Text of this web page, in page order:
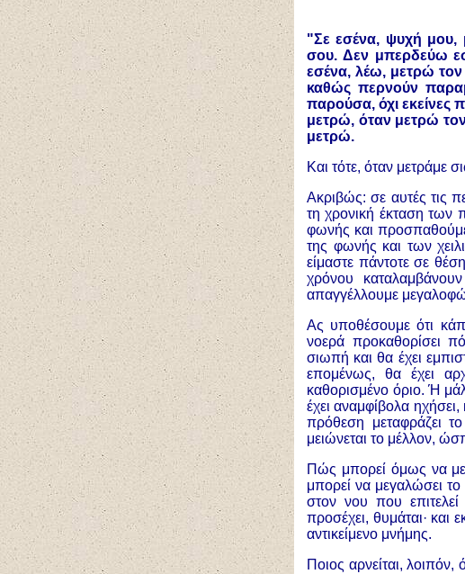
"Σε εσένα, ψυχή μου,
σου. Δεν μπερδεύω
εσένα, λέω, μετρώ
καθώς περνούν
παρούσα, όχι εκείνες
μετρώ, όταν μετρώ
μετρώ.
Και τότε, όταν μετράμε
Ακριβώς: σε αυτές τις
τη χρονική έκταση των
φωνής και
της φωνής και των
είμαστε πάντοτε σε
χρόνου
απαγγέλλουμε
Ας υποθέσουμε ότι
νοερά προκαθορίσει
σιωπή και θα έχει
επομένως, θα έχει
καθορισμένο όριο. Ή
έχει αναμφίβολα
πρόθεση μεταφράζει
μειώνεται το μέλλον,
Πώς μπορεί όμως να
μπορεί να μεγαλώσει
στον νου που
προσέχει, θυμάται· και
αντικείμενο μνήμης.
Ποιος αρνείται,